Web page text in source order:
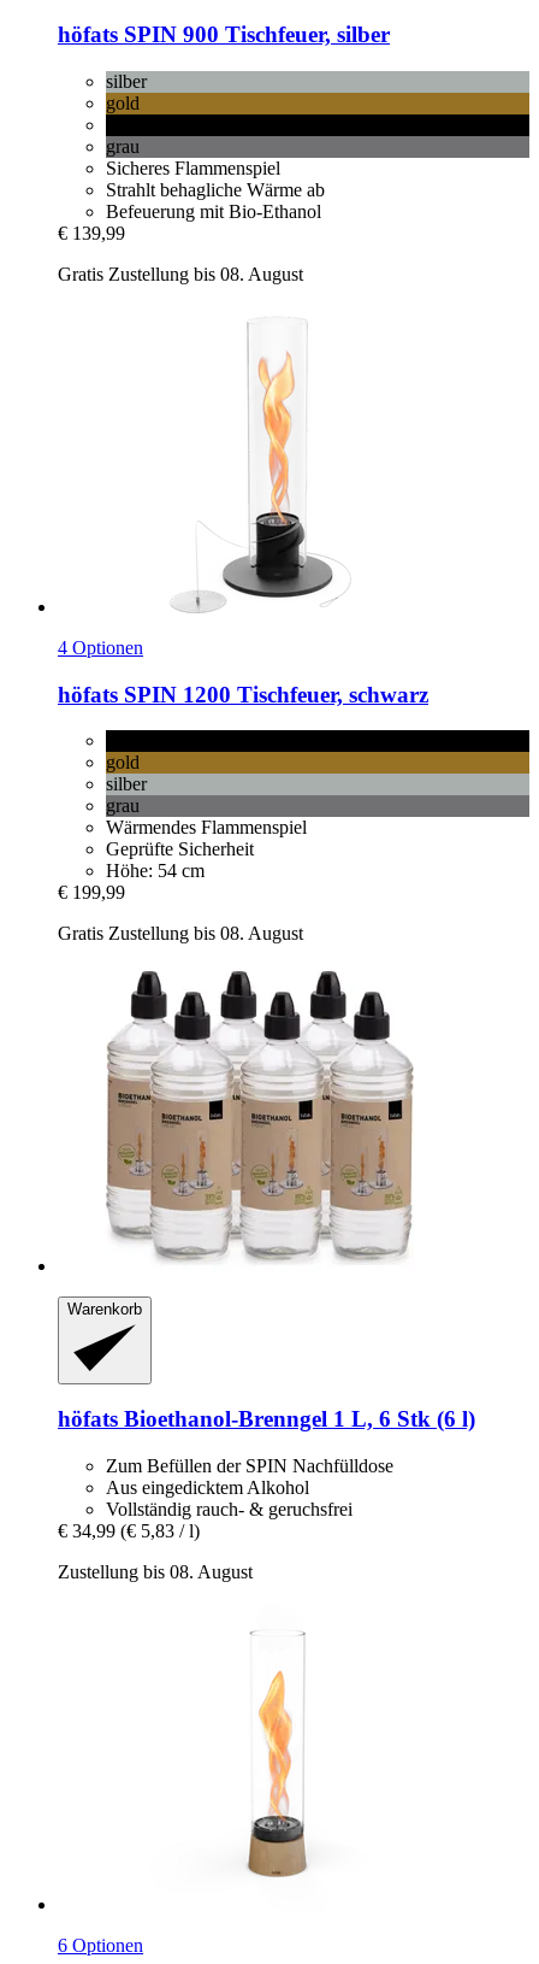
höfats SPIN 900 Tischfeuer, silber
silber
gold
grau
Sicheres Flammenspiel
Strahlt behagliche Wärme ab
Befeuerung mit Bio-Ethanol
€ 139,99
Gratis Zustellung bis 08. August
4 Optionen
höfats SPIN 1200 Tischfeuer, schwarz
gold
silber
grau
Wärmendes Flammenspiel
Geprüfte Sicherheit
Höhe: 54 cm
€ 199,99
Gratis Zustellung bis 08. August
Warenkorb
höfats Bioethanol-​Brenngel 1 L, 6 Stk (6 l)
Zum Befüllen der SPIN Nachfülldose
Aus eingedicktem Alkohol
Vollständig rauch- & geruchsfrei
€ 34,99 (€ 5,83 / l)
Zustellung bis 08. August
6 Optionen